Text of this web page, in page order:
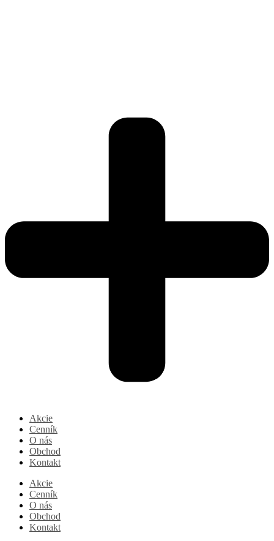
Akcie
Cenník
O nás
Obchod
Kontakt
Akcie
Cenník
O nás
Obchod
Kontakt